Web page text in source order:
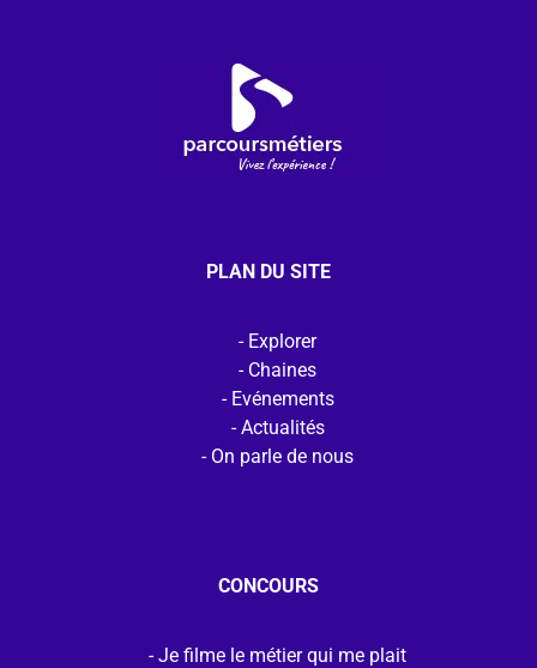
PLAN DU SITE
Explorer
Chaines
Evénements
Actualités
On parle de nous
CONCOURS
Je filme le métier qui me plait